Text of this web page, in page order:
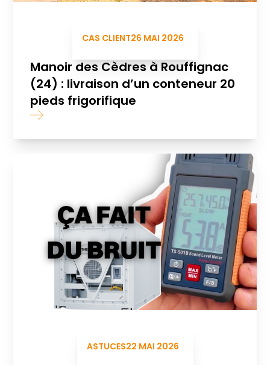
CAS CLIENT26 MAI 2026
Manoir des Cèdres à Rouffignac
(24) : livraison d’un conteneur 20
pieds frigorifique
ASTUCES22 MAI 2026